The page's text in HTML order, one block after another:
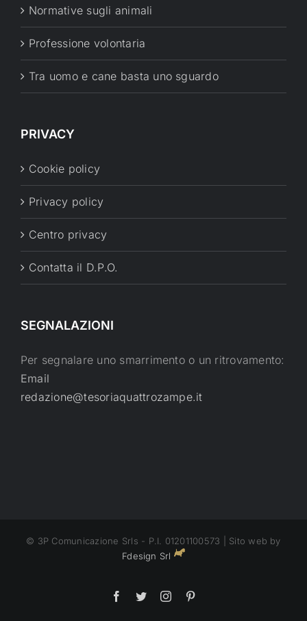
Normative sugli animali
Professione volontaria
Tra uomo e cane basta uno sguardo
PRIVACY
Cookie policy
Privacy policy
Centro privacy
Contatta il D.P.O.
SEGNALAZIONI
Per segnalare uno smarrimento o un ritrovamento:
Email
redazione@tesoriaquattrozampe.it
© 3P Comunicazione Srls - P.I. 01201100573 | Sito web by
Fdesign Srl
Facebook
TwitterInstagram